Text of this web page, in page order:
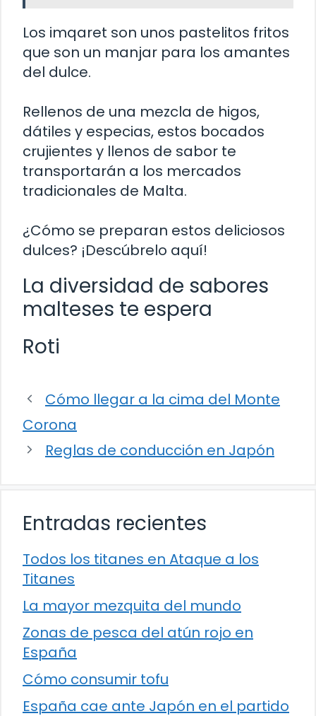
Los imqaret son unos pastelitos fritos
que son un manjar para los amantes
del dulce.
Rellenos de una mezcla de higos,
dátiles y especias, estos bocados
crujientes y llenos de sabor te
transportarán a los mercados
tradicionales de Malta.
¿Cómo se preparan estos deliciosos
dulces? ¡Descúbrelo aquí!
La diversidad de sabores
malteses te espera
Roti
Cómo llegar a la cima del Monte
Corona
Reglas de conducción en Japón
Entradas recientes
Todos los titanes en Ataque a los
Titanes
La mayor mezquita del mundo
Zonas de pesca del atún rojo en
España
Cómo consumir tofu
España cae ante Japón en el partido